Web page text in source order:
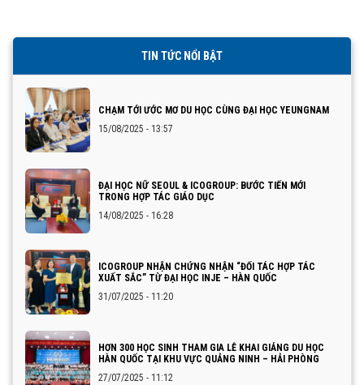
TIN TỨC NỔI BẬT
CHẠM TỚI ƯỚC MƠ DU HỌC CÙNG ĐẠI HỌC YEUNGNAM
15/08/2025 - 13:57
ĐẠI HỌC NỮ SEOUL & ICOGROUP: BƯỚC TIẾN MỚI
TRONG HỢP TÁC GIÁO DỤC
14/08/2025 - 16:28
ICOGROUP NHẬN CHỨNG NHẬN “ĐỐI TÁC HỢP TÁC
XUẤT SẮC” TỪ ĐẠI HỌC INJE – HÀN QUỐC
31/07/2025 - 11:20
HƠN 300 HỌC SINH THAM GIA LỄ KHAI GIẢNG DU HỌC
HÀN QUỐC TẠI KHU VỰC QUẢNG NINH – HẢI PHÒNG
27/07/2025 - 11:12